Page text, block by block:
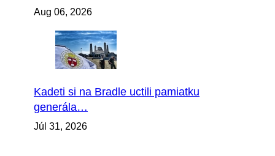
Aug 06, 2026
Kadeti si na Bradle uctili pamiatku
generála…
Júl 31, 2026